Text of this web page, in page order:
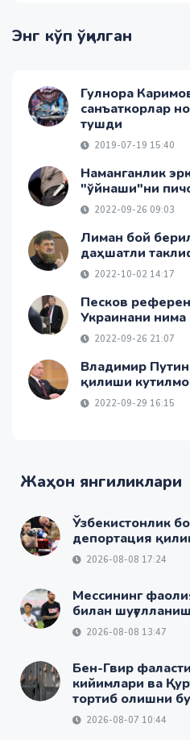
Энг кўп ўқилган
Гулнора
санъаткорлар
тушди
2019-07-19 15:40
Наманганлик
"ўйнаши"ни
2022-09-26 09:03
Лиман бой
даҳшатли
2022-10-02 14:17
Песков
Украинани нима
2022-09-26 21:07
Владимир
қилиши
2022-09-29 16:15
Жаҳон янгиликлари
Ўзбекистонлик
депортация
2026-08-08 17:24
Мессининг
билан
2026-08-08 13:47
Бен-Гвир
кийимлари ва
тортиб олишни
2026-08-07 10:44